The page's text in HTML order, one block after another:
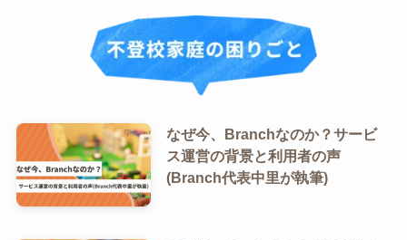
なぜ今、Branchなのか？サービ
ス運営の背景と利用者の声
(Branch代表中里が執筆)